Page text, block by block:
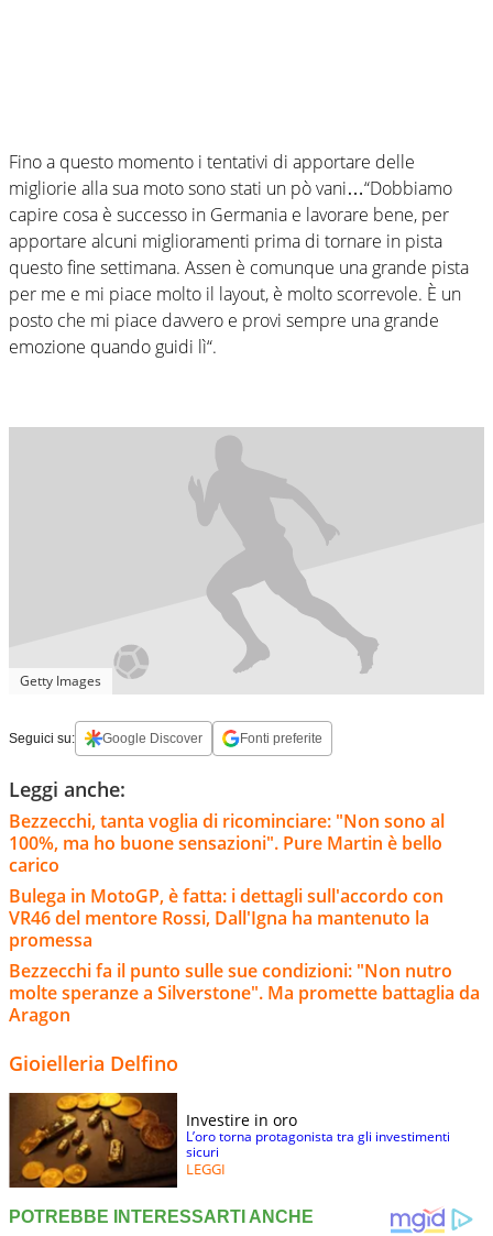
Fino a questo momento i tentativi di apportare delle
migliorie alla sua moto sono stati un pò vani…“Dobbiamo
capire cosa è successo in Germania e lavorare bene, per
apportare alcuni miglioramenti prima di tornare in pista
questo fine settimana. Assen è comunque una grande pista
per me e mi piace molto il layout, è molto scorrevole. È un
posto che mi piace davvero e provi sempre una grande
emozione quando guidi lì“.
Getty Images
Seguici su: Google Discover Fonti preferite
Leggi anche:
Bezzecchi, tanta voglia di ricominciare: "Non sono al
100%, ma ho buone sensazioni". Pure Martin è bello
carico
Bulega in MotoGP, è fatta: i dettagli sull'accordo con
VR46 del mentore Rossi, Dall'Igna ha mantenuto la
promessa
Bezzecchi fa il punto sulle sue condizioni: "Non nutro
molte speranze a Silverstone". Ma promette battaglia da
Aragon
Gioielleria Delfino
Investire in oro
L’oro torna protagonista tra gli investimenti
sicuri
LEGGI